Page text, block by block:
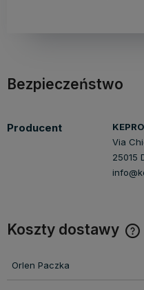
Bezpieczeństwo
Producent
Via
25015
Koszty dostawy
Orlen Paczka